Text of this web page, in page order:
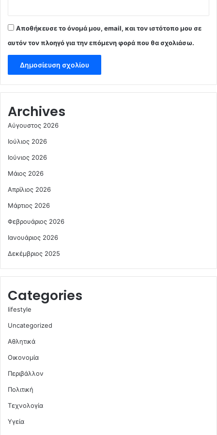
Αποθήκευσε το όνομά μου, email, και τον ιστότοπο μου σε
αυτόν τον πλοηγό για την επόμενη φορά που θα σχολιάσω.
Archives
Αύγουστος 2026
Ιούλιος 2026
Ιούνιος 2026
Μάιος 2026
Απρίλιος 2026
Μάρτιος 2026
Φεβρουάριος 2026
Ιανουάριος 2026
Δεκέμβριος 2025
Categories
lifestyle
Uncategorized
Αθλητικά
Οικονομία
Περιβάλλον
Πολιτική
Τεχνολογία
Υγεία